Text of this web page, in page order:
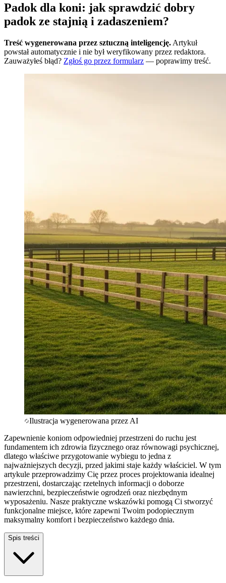
Padok dla koni: jak sprawdzić dobry
padok ze stajnią i zadaszeniem?
Treść wygenerowana przez sztuczną inteligencję. Artykuł
powstał automatycznie i nie był weryfikowany przez redaktora.
Zauważyłeś błąd? Zgłoś go przez formularz — poprawimy treść.
Ilustracja wygenerowana przez AI
Zapewnienie koniom odpowiedniej przestrzeni do ruchu jest
fundamentem ich zdrowia fizycznego oraz równowagi psychicznej,
dlatego właściwe przygotowanie wybiegu to jedna z
najważniejszych decyzji, przed jakimi staje każdy właściciel. W tym
artykule przeprowadzimy Cię przez proces projektowania idealnej
przestrzeni, dostarczając rzetelnych informacji o doborze
nawierzchni, bezpieczeństwie ogrodzeń oraz niezbędnym
wyposażeniu. Nasze praktyczne wskazówki pomogą Ci stworzyć
funkcjonalne miejsce, które zapewni Twoim podopiecznym
maksymalny komfort i bezpieczeństwo każdego dnia.
Spis treści